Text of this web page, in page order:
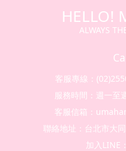
HELLO!
ALWAYS
客服專線：
服務時間：週一至
客服信箱：
聯絡地址：台北市大
加入LINE